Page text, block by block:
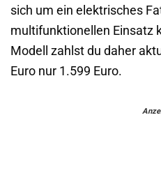
sich um ein elektrisches
multifunktionellen Einsatz
Modell zahlst du daher
Euro nur 1.599 Euro.